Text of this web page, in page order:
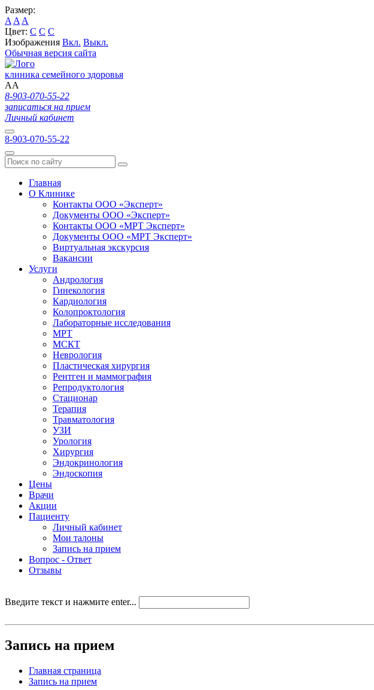
Размер:
A A A
Цвет: C C C
Изображения Вкл. Выкл.
Обычная версия сайта
клиника семейного здоровья
AA
8-903-070-55-22
записаться на прием
Личный кабинет
8-903-070-55-22
Главная
О Клинике
Контакты ООО «Эксперт»
Документы ООО «Эксперт»
Контакты ООО «МРТ Эксперт»
Документы ООО «МРТ Эксперт»
Виртуальная экскурсия
Вакансии
Услуги
Андрология
Гинекология
Кардиология
Колопроктология
Лабораторные исследования
МРТ
МСКТ
Неврология
Пластическая хирургия
Рентген и маммография
Репродуктология
Стационар
Терапия
Травматология
УЗИ
Урология
Хирургия
Эндокринология
Эндоскопия
Цены
Врачи
Акции
Пациенту
Личный кабинет
Мои талоны
Запись на прием
Вопрос - Ответ
Отзывы
Введите текст и нажмите enter...
Запись на прием
Главная страница
Запись на прием